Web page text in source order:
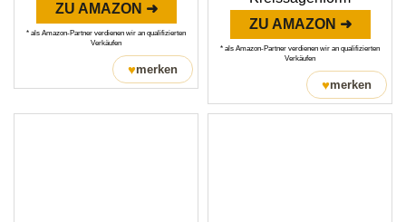
ZU AMAZON ➜
* als Amazon-Partner verdienen wir an qualifizierten
Verkäufen
♥merken
ZU AMAZON ➜
* als Amazon-Partner verdienen wir an qualifizierten
Verkäufen
♥merken